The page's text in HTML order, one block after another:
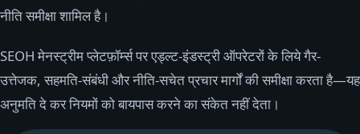
नीति समीक्षा शामिल है।
SEOH मेनस्ट्रीम प्लेटफ़ॉर्म्स पर एड्ल्ट-इंडस्ट्री ऑपरेटरों के लिये गैर-
उत्तेजक, सहमति-संबंधी और नीति-सचेत प्रचार मार्गों की समीक्षा करता है—यह
अनुमति दे कर नियमों को बायपास करने का संकेत नहीं देता।